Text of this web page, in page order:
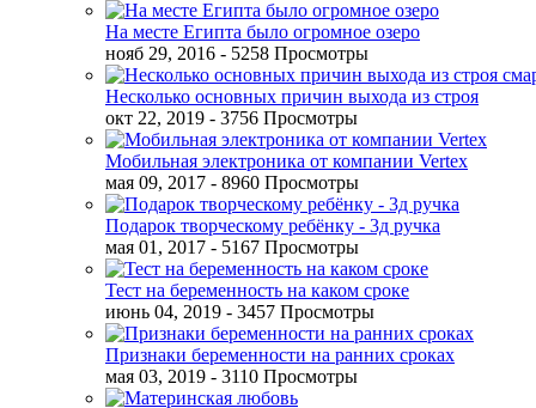
На месте Египта было огромное озеро
нояб 29, 2016 - 5258 Просмотры
Несколько основных причин выхода из строя
окт 22, 2019 - 3756 Просмотры
Мобильная электроника от компании Vertex
мая 09, 2017 - 8960 Просмотры
Подарок творческому ребёнку - 3д ручка
мая 01, 2017 - 5167 Просмотры
Тест на беременность на каком сроке
июнь 04, 2019 - 3457 Просмотры
Признаки беременности на ранних сроках
мая 03, 2019 - 3110 Просмотры